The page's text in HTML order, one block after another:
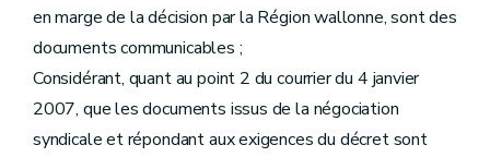
en marge de la décision par la Région wallonne, sont des
documents communicables ;
Considérant, quant au point 2 du courrier du 4 janvier
2007, que les documents issus de la négociation
syndicale et répondant aux exigences du décret sont